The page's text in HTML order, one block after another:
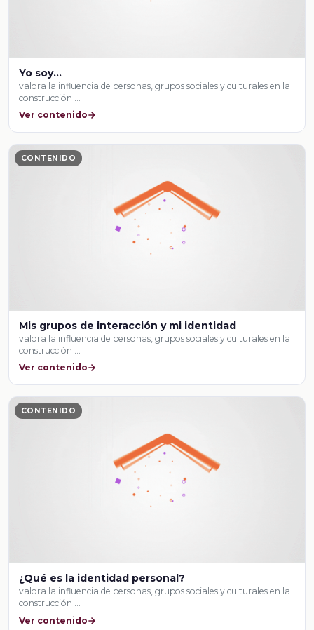
Yo soy…
valora la influencia de personas, grupos sociales y culturales en la
construcción …
Ver contenido
CONTENIDO
Mis grupos de interacción y mi identidad
valora la influencia de personas, grupos sociales y culturales en la
construcción …
Ver contenido
CONTENIDO
¿Qué es la identidad personal?
valora la influencia de personas, grupos sociales y culturales en la
construcción …
Ver contenido